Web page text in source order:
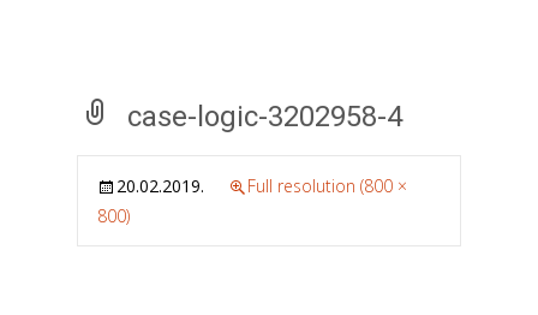
case-logic-3202958-4
20.02.2019.
Full resolution (800 ×
800)